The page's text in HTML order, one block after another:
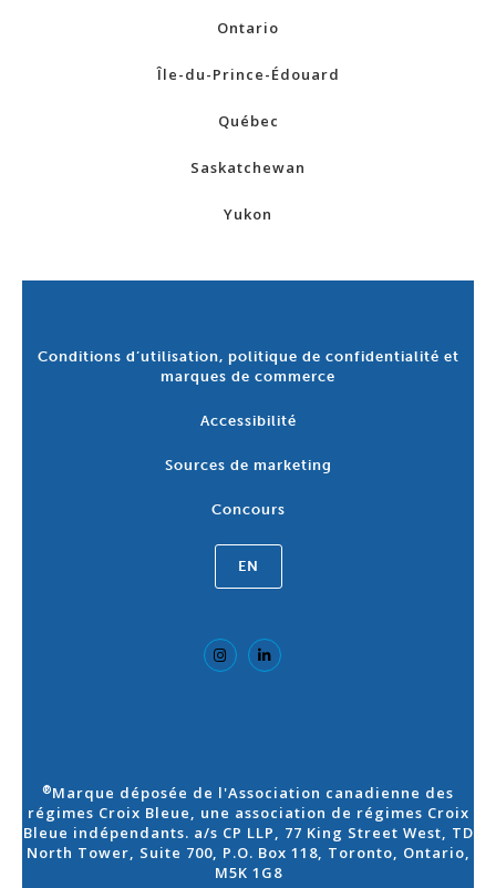
Ontario
Île-du-Prince-Édouard
Québec
Saskatchewan
Yukon
Conditions d’utilisation, politique de confidentialité et
marques de commerce
Accessibilité
Sources de marketing
Concours
EN
®Marque déposée de l'Association canadienne des
régimes Croix Bleue, une association de régimes Croix
Bleue indépendants. a/s CP LLP, 77 King Street West, TD
North Tower, Suite 700, P.O. Box 118, Toronto, Ontario,
M5K 1G8